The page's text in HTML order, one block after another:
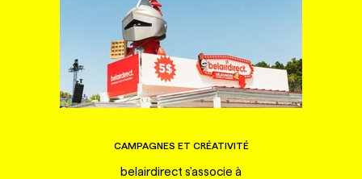
CAMPAGNES ET CRÉATIVITÉ
belairdirect s'associe à